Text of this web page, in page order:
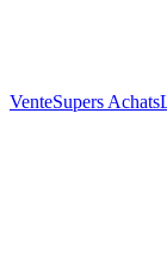
VenteSupers Achats